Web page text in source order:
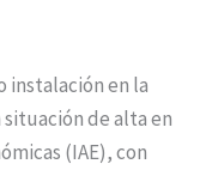
instalación en la
de alta en
(IAE), con